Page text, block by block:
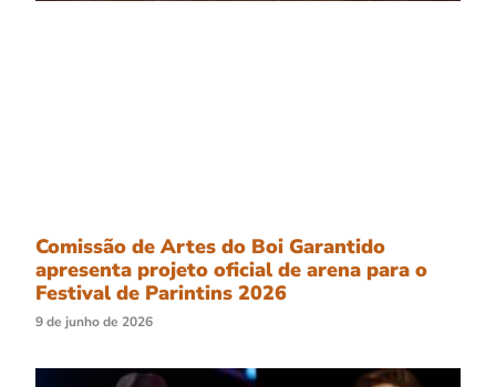
Comissão de Artes do Boi Garantido
apresenta projeto oficial de arena para o
Festival de Parintins 2026
9 de junho de 2026